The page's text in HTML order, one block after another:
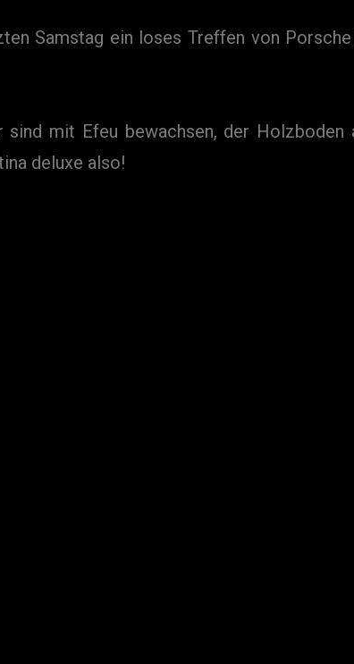
Samstag ein loses Treffen von
mit Efeu bewachsen, der Holzboden
deluxe also!